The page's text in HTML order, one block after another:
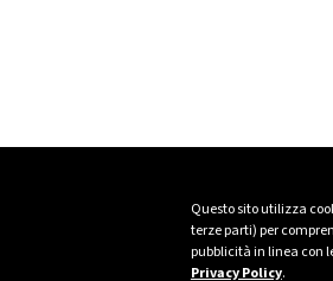
Questo sito utilizza
terze parti) per
pubblicità in linea con
Privacy Policy.